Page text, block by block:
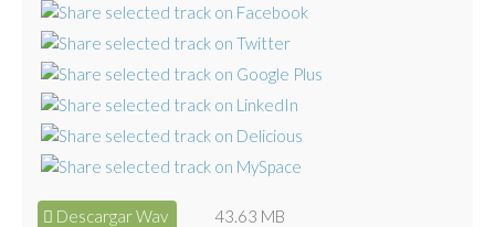
Descargar Wav 43.63 MB